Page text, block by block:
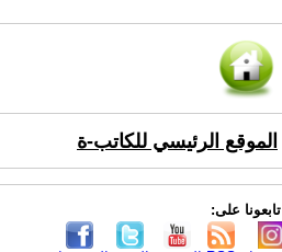
الموقع الرئيسي للكاتب-ة
تابعونا على: